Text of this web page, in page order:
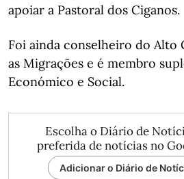
apoiar a Pastoral dos Ciganos.
Foi ainda conselheiro do Alto
as Migrações e é membro
Económico e Social.
Escolha o Diário de
preferida de notícias no
Adicionar o Diário de